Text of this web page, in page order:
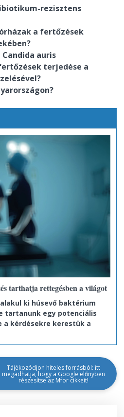
rezisztens
a fertőzések
Candida auris
terjedése a
tarthatja rettegésben a világot
ki húsevő baktérium
tartanunk egy potenciális
a kérdésekre kerestük a
Tájékozódjon hiteles forrásból: itt
megadhatja, hogy a Google előnyben
részesítse az Mfor cikkeit!